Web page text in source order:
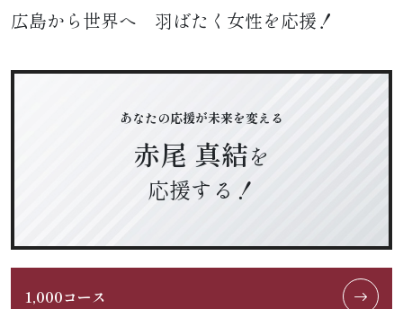
広島から世界へ 羽ばたく女性を応援！
あなたの応援が未来を変える
赤尾 真結を
応援する！
1,000コース